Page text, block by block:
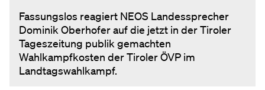
Fassungslos reagiert NEOS Landessprecher
Dominik Oberhofer auf die jetzt in der Tiroler
Tageszeitung publik gemachten
Wahlkampfkosten der Tiroler ÖVP im
Landtagswahlkampf.